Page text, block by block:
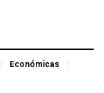
Económicas